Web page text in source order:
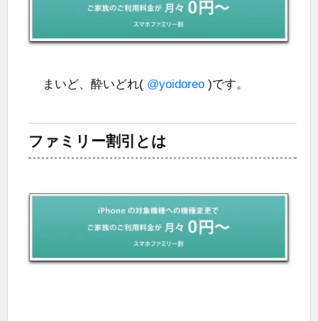
まいど、酔いどれ( @yoidoreo )です。
ファミリー割引とは